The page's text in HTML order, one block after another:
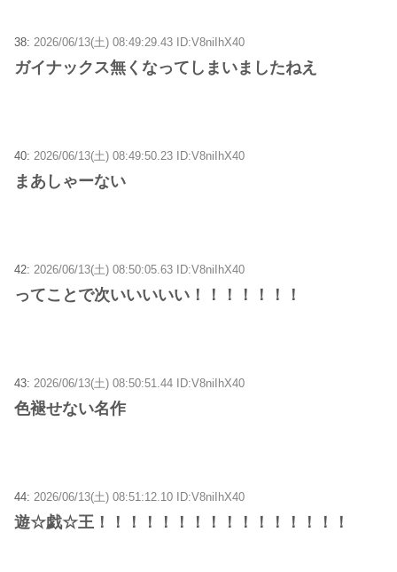
38: 2026/06/13(土) 08:49:29.43 ID:V8niIhX40
ガイナックス無くなってしまいましたねえ
40: 2026/06/13(土) 08:49:50.23 ID:V8niIhX40
まあしゃーない
42: 2026/06/13(土) 08:50:05.63 ID:V8niIhX40
ってことで次いいいいい！！！！！！！
43: 2026/06/13(土) 08:50:51.44 ID:V8niIhX40
色褪せない名作
44: 2026/06/13(土) 08:51:12.10 ID:V8niIhX40
遊☆戯☆王！！！！！！！！！！！！！！！！